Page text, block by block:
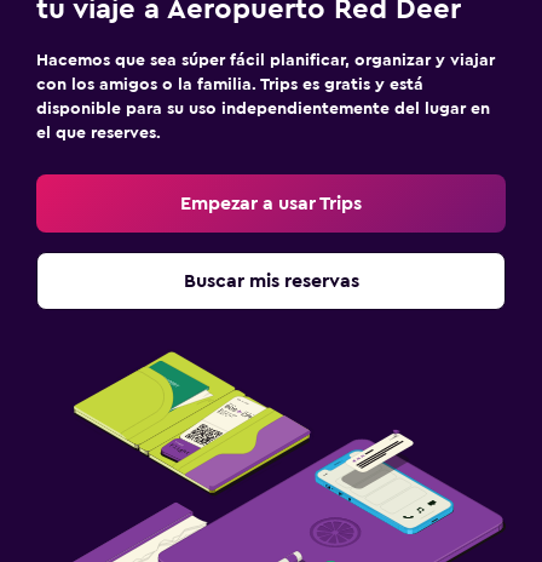
tu viaje a Aeropuerto Red Deer
Hacemos que sea súper fácil planificar, organizar y viajar
con los amigos o la familia. Trips es gratis y está
disponible para su uso independientemente del lugar en
el que reserves.
Empezar a usar Trips
Buscar mis reservas